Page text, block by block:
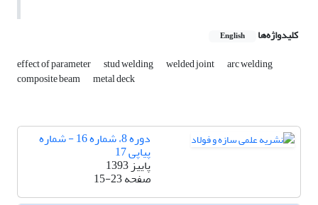
کلیدواژه‌ها English
effect of parameter stud welding welded joint arc welding
composite beam metal deck
دوره 8، شماره 16 - شماره
پیاپی 17
پاییز 1393
صفحه15-23